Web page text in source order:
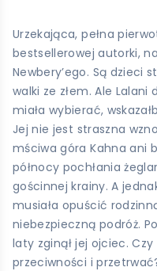
Urzekająca, pełna
bestsellerowej autorki,
Newbery’ego. Są dzieci
walki ze złem. Ale
miała wybierać,
Jej nie jest straszna
mściwa góra Kahna ani
północy pochłania
gościnnej krainy. A
musiała opuścić
niebezpieczną podróż.
laty zginął jej ojciec.
przeciwności i